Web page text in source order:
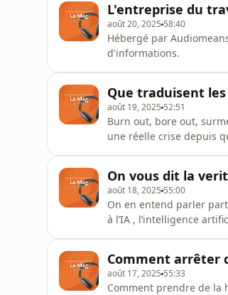
startup, une ass
L'entreprise du
août 20, 2025 58:40
Hébergé par
d'informations.
Que traduisent
août 19, 2025 52:51
Burn out, bore out,
une réelle crise depuis
2025.Hébergé par
On vous dit la
août 18, 2025 55:00
On en entend parler
à l’IA , l’intelligence
parlera d’intel
Comment arrêter
août 17, 2025 55:33
Comment prendre de